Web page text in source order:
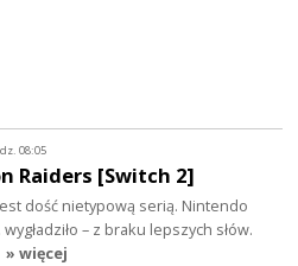
08:05
Raiders [Switch 2]
dość nietypową serią. Nintendo
– z braku lepszych słów.
» więcej